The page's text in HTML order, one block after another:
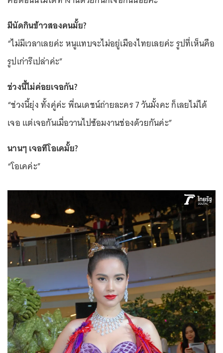
มีนัดกินข้าวสองคนมั้ย?
“ไม่มีเวลาเลยค่ะ หนูแทบจะไม่อยู่เมืองไทยเลยค่ะ รูปที่เห็นคือ
รูปเก่ารึเปล่าค่ะ”
ช่วงนี้ไม่ค่อยเจอกัน?
“ช่วงนี้ยุ่ง ทั้งคู่ค่ะ พี่ณเดชน์ถ่ายละคร 7 วันมั้งคะ ก็เลยไม่ได้
เจอ แต่เจอกันเมื่อวานไปซ้อมงานช่องด้วยกันค่ะ”
นานๆ เจอทีโอเคมั้ย?
“โอเคค่ะ”